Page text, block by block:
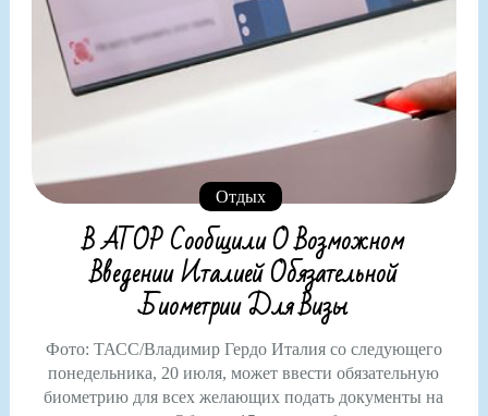
Отдых
В АТОР Сообщили О Возможном
Введении Италией Обязательной
Биометрии Для Визы
Фото: ТАСС/Владимир Гердо Италия со следующего
понедельника, 20 июля, может ввести обязательную
биометрию для всех желающих подать документы на